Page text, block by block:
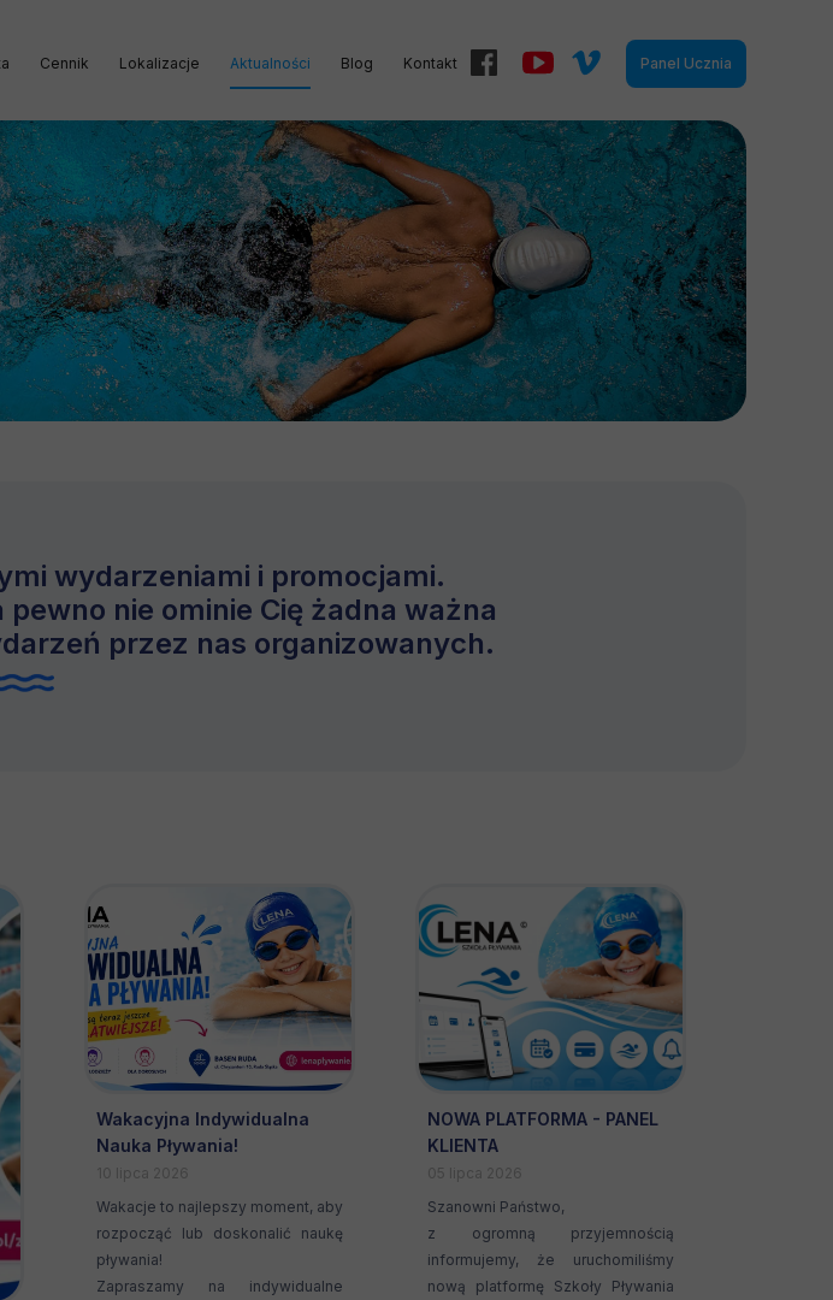
Cennik Lokalizacje Aktualności Blog Kontakt Panel Ucznia
wydarzeniami i promocjami.
nie ominie Cię żadna ważna
przez nas organizowanych.
Wakacyjna Indywidualna
Nauka Pływania!
10 lipca 2026
Wakacje to najlepszy moment, aby
rozpocząć lub doskonalić naukę
pływania!
Zapraszamy na indywidualne
NOWA PLATFORMA - PANEL
KLIENTA
05 lipca 2026
Szanowni Państwo,
z ogromną przyjemnością
informujemy, że uruchomiliśmy
nową platformę Szkoły Pływania